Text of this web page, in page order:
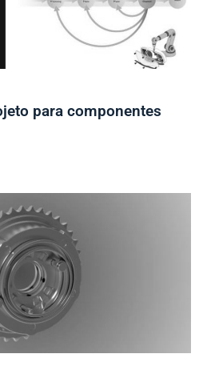
para componentes